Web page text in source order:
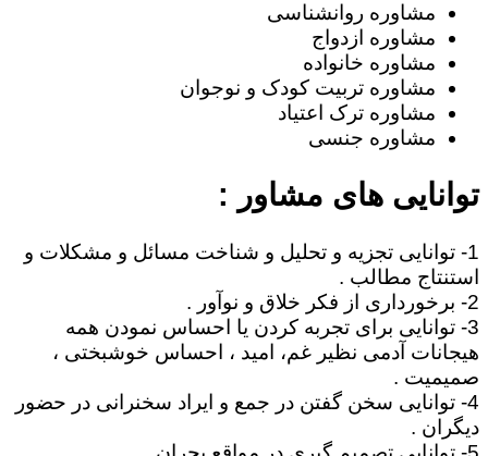
مشاوره روانشناسی
مشاوره ازدواج
مشاوره خانواده
مشاوره تربیت کودک و نوجوان
مشاوره ترک اعتیاد
مشاوره جنسی
توانایی های مشاور :
1- توانایی تجزیه و تحلیل و شناخت مسائل و مشکلات و
استنتاج مطالب .
2- برخورداری از فکر خلاق و نوآور .
3- توانایی برای تجربه کردن یا احساس نمودن همه
هیجانات آدمی نظیر غم، امید ، احساس خوشبختی ،
صمیمیت .
4- توانایی سخن گفتن در جمع و ایراد سخنرانی در حضور
دیگران .